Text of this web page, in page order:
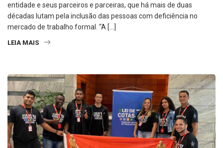
entidade e seus parceiros e parceiras, que há mais de duas
décadas lutam pela inclusão das pessoas com deficiência no
mercado de trabalho formal. “A […]
LEIA MAIS